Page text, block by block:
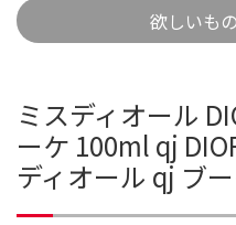
欲しいも
ミスディオール
ーケ 100ml qj
ディオール qj ブ